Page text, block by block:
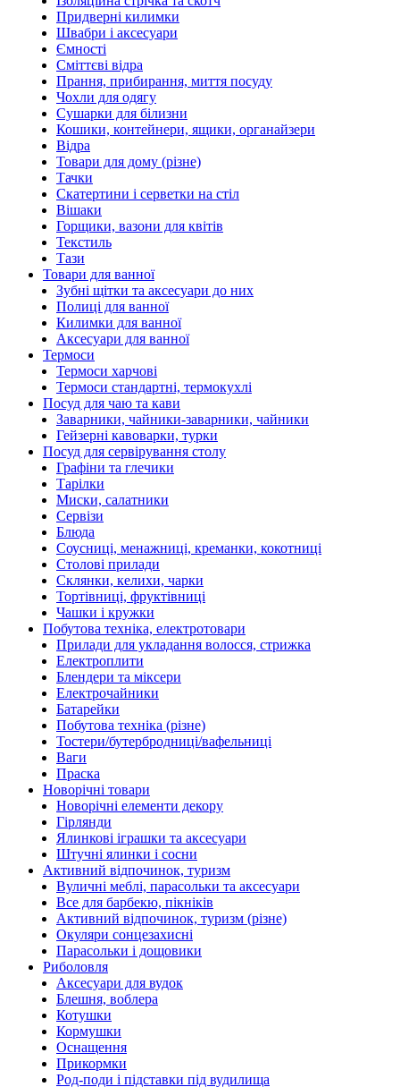
Придверні килимки
Швабри і аксесуари
Ємності
Сміттєві відра
Прання, прибирання, миття посуду
Чохли для одягу
Сушарки для білизни
Кошики, контейнери, ящики, органайзери
Відра
Товари для дому (різне)
Тачки
Скатертини і серветки на стіл
Вішаки
Горщики, вазони для квітів
Текстиль
Тази
Товари для ванної
Зубні щітки та аксесуари до них
Полиці для ванної
Килимки для ванної
Аксесуари для ванної
Термоси
Термоси харчові
Термоси стандартні, термокухлі
Посуд для чаю та кави
Заварники, чайники-заварники, чайники
Гейзерні кавоварки, турки
Посуд для сервірування столу
Графіни та глечики
Тарілки
Миски, салатники
Сервізи
Блюда
Соусниці, менажниці, креманки, кокотниці
Столові прилади
Склянки, келихи, чарки
Тортівниці, фруктівниці
Чашки і кружки
Побутова техніка, електротовари
Прилади для укладання волосся, стрижка
Електроплити
Блендери та міксери
Електрочайники
Батарейки
Побутова техніка (різне)
Тостери/бутербродниці/вафельниці
Ваги
Праска
Новорічні товари
Новорічні елементи декору
Гірлянди
Ялинкові іграшки та аксесуари
Штучні ялинки і сосни
Активний відпочинок, туризм
Вуличні меблі, парасольки та аксесуари
Все для барбекю, пікніків
Активний відпочинок, туризм (різне)
Окуляри сонцезахисні
Парасольки і дощовики
Риболовля
Аксесуари для вудок
Блешня, воблера
Котушки
Кормушки
Оснащення
Прикормки
Род-поди і підставки під вудилища